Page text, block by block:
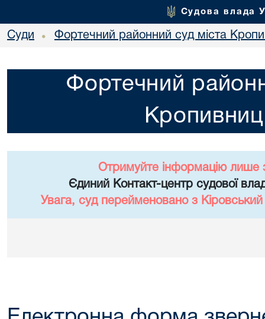
Судова влада
Суди • Фортечний районний суд міста
Фортечний
Отримуйте інформацію лише
Єдиний Контакт-центр судової
Увага, суд перейменовано з